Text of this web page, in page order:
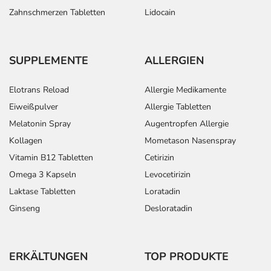
- Eingeschränkte Bildung von Tränenflüssigkeit (wichtig
Hypotonie), sehr selten mit kurzzeitiger Bewusstlosigkeit
- Herzklopfen
- Herzschmerzen
- Störungen in der Erregungsleitung des Herzens vom
Vorhof des zur Kammer (AV-Block), evtl. mit dadurch
bedingten Herzrhythmusstörungen
- Verschlechterung einer bestehenden Herzschwäche
- Anfälle von Atemnot, vor allem bei Patienten mit
Neigung zu Atemwegsverengungen, z.B. bei Asthma
bronchiale
- Hautrötung
Zahnschmerzen Tabletten
Lidocain
SUPPLEMENTE
Elotrans Reload
Eiweißpulver
Melatonin Spray
Kollagen
Vitamin B12 Tabletten
Omega 3 Kapseln
Laktase Tabletten
Ginseng
ALLERGIEN
Allergie Medikamente
Allergie Tabletten
Augentropfen Allergie
Mometason Nasenspray
Cetirizin
Levocetirizin
Loratadin
Desloratadin
ERKÄLTUNGEN TOP PRODUKTE